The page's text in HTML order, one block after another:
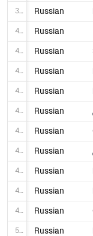
39 Russian
40 Russian
41 Russian
42 Russian
43 Russian
44 Russian
45 Russian
46 Russian
47 Russian
48 Russian
49 Russian
50 Russian